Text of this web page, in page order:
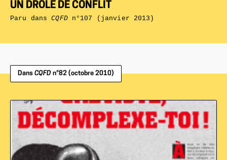
UN DRÔLE DE CONFLIT
Paru dansCQFDn°107 (janvier 2013)
Dans CQFD n°82 (octobre 2010)